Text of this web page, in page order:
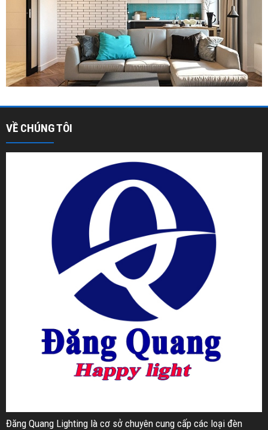
VỀ CHÚNG TÔI
Đăng Quang Lighting là cơ sở chuyên cung cấp các loại đèn